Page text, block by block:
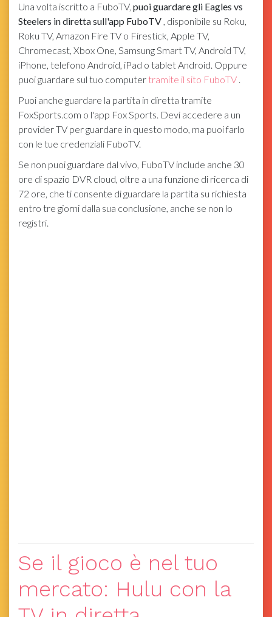
Una volta iscritto a FuboTV, puoi guardare gli Eagles vs
Steelers in diretta sull'app FuboTV , disponibile su Roku,
Roku TV, Amazon Fire TV o Firestick, Apple TV,
Chromecast, Xbox One, Samsung Smart TV, Android TV,
iPhone, telefono Android, iPad o tablet Android. Oppure
puoi guardare sul tuo computer tramite il sito FuboTV .
Puoi anche guardare la partita in diretta tramite
FoxSports.com o l'app Fox Sports. Devi accedere a un
provider TV per guardare in questo modo, ma puoi farlo
con le tue credenziali FuboTV.
Se non puoi guardare dal vivo, FuboTV include anche 30
ore di spazio DVR cloud, oltre a una funzione di ricerca di
72 ore, che ti consente di guardare la partita su richiesta
entro tre giorni dalla sua conclusione, anche se non lo
registri.
Se il gioco è nel tuo
mercato: Hulu con la